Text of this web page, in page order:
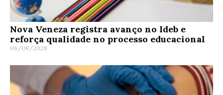
Nova Veneza registra avanço no Ideb e
reforça qualidade no processo educacional
06/08/2026